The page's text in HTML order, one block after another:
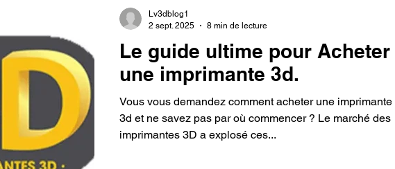
Le guide ultime pour Acheter
une imprimante 3d.
Vous vous demandez comment acheter une imprimante
3d et ne savez pas par où commencer ? Le marché des
imprimantes 3D a explosé ces...
Lv3dblog1
2 sept. 2025
8 min de lecture